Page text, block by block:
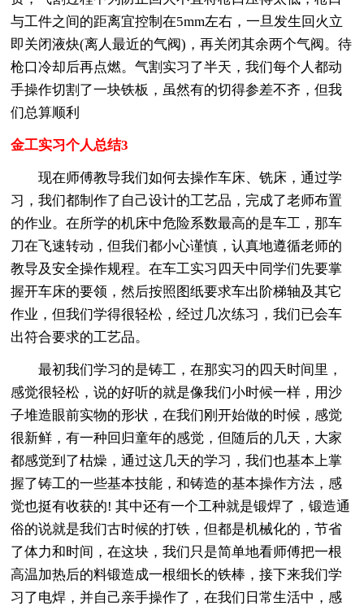
与工件之间的距离宜控制在5mm左右，一旦发生回火立
即关闭液炔(离人最近的气阀)，再关闭其余两个气阀。待
枪口冷却后再点燃。气割实习了半天，我们每个人都动
手操作切割了一块铁板，虽然有的切得参差不齐，但我
们总算顺利
金工实习个人总结3
现在师傅教导我们如何去操作车床、铣床，通过学
习，我们都制作了自己设计的工艺品，完成了老师布置
的作业。在所学的机床中危险系数最高的是车工，那车
刀在飞速转动，但我们都小心谨慎，认真地遵循老师的
教导及安全操作规程。在车工实习四天中同学们先要掌
握开车床的要领，然后按照图纸要求车出阶梯轴及其它
作业，但我们学得很轻松，经过几次练习，我们已会车
出符合要求的工艺品。
最初我们学习的是铸工，在那实习的四天时间里，
感觉很轻松，说的好听的就是像我们小时候一样，用沙
子堆造眼前实物的形状，在我们刚开始做的时候，感觉
很新鲜，有一种回归童年的感觉，但随后的几天，大家
都感觉到了枯燥，通过这几天的学习，我们也基本上掌
握了铸工的一些基本技能，和铸造的基本操作方法，感
觉也挺有收获的! 其中还有一个工种就是锻焊了，锻造通
俗的说就是我们古时候的打铁，但都是机械化的，节省
了体力和时间，在这块，我们只是简单地看师傅把一根
高温加热后的料锻造成一根细长的铁棒，接下来我们学
习了电焊，并自己亲手操作了，在我们日常生活中，感